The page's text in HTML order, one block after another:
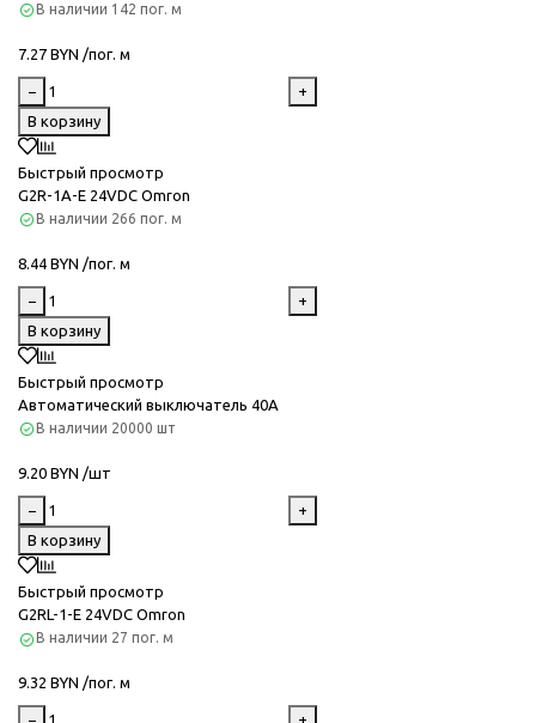
В наличии 142 пог. м
7.27 BYN /пог. м
−
+
В корзину
Быстрый просмотр
G2R-1A-E 24VDС Omron
В наличии 266 пог. м
8.44 BYN /пог. м
−
+
В корзину
Быстрый просмотр
Автоматический выключатель 40А
В наличии 20000 шт
9.20 BYN /шт
−
+
В корзину
Быстрый просмотр
G2RL-1-E 24VDC Omron
В наличии 27 пог. м
9.32 BYN /пог. м